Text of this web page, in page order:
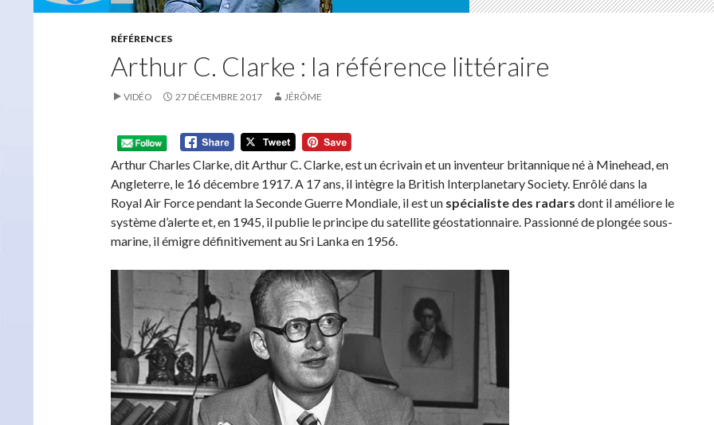
RÉFÉRENCES
Arthur C. Clarke : la référence littéraire
VIDÉO 27 DÉCEMBRE 2017 JÉRÔME
Arthur Charles Clarke, dit Arthur C. Clarke, est un écrivain et un inventeur britannique né à Minehead, en
Angleterre, le 16 décembre 1917. A 17 ans, il intègre la British Interplanetary Society. Enrôlé dans la
Royal Air Force pendant la Seconde Guerre Mondiale, il est un spécialiste des radars dont il améliore le
système d’alerte et, en 1945, il publie le principe du satellite géostationnaire. Passionné de plongée sous-
marine, il émigre définitivement au Sri Lanka en 1956.